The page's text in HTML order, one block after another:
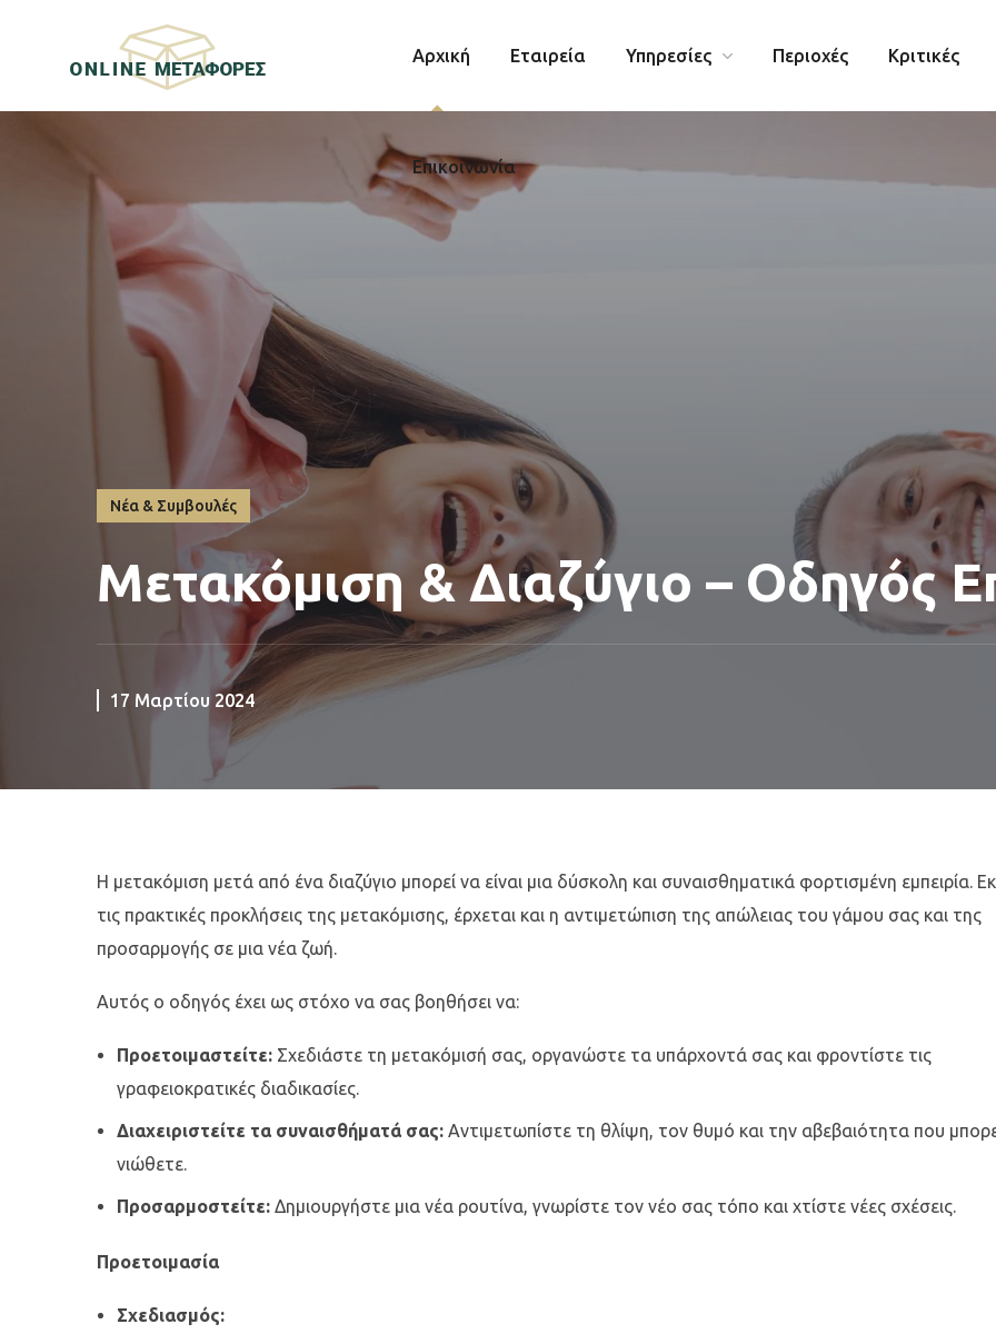
Αρχική Εταιρεία Υπηρεσίες Περιοχές Κριτικές
Επικοινωνία
Νέα & Συμβουλές
Μετακόμιση & Διαζύγιο – Οδηγός
17 Μαρτίου 2024
Η μετακόμιση μετά από ένα διαζύγιο μπορεί να είναι μια δύσκολη και συναισθηματικά φορτισμένη εμπειρία.
τις πρακτικές προκλήσεις της μετακόμισης, έρχεται και η αντιμετώπιση της απώλειας του γάμου σας και της
προσαρμογής σε μια νέα ζωή.
Αυτός ο οδηγός έχει ως στόχο να σας βοηθήσει να:
Προετοιμαστείτε: Σχεδιάστε τη μετακόμισή σας, οργανώστε τα υπάρχοντά σας και φροντίστε τις
γραφειοκρατικές διαδικασίες.
Διαχειριστείτε τα συναισθήματά σας: Αντιμετωπίστε τη θλίψη, τον θυμό και την αβεβαιότητα που
νιώθετε.
Προσαρμοστείτε: Δημιουργήστε μια νέα ρουτίνα, γνωρίστε τον νέο σας τόπο και χτίστε νέες σχέσεις.
Προετοιμασία
Σχεδιασμός: